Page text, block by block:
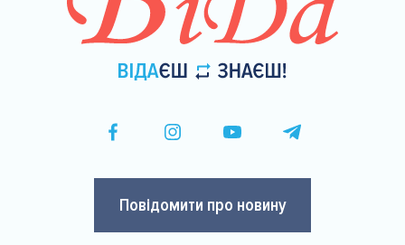
Повідомити про новину